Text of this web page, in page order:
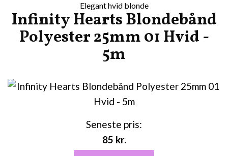
Elegant hvid blonde
Infinity Hearts Blondebånd
Polyester 25mm 01 Hvid -
5m
Seneste pris:
85 kr.